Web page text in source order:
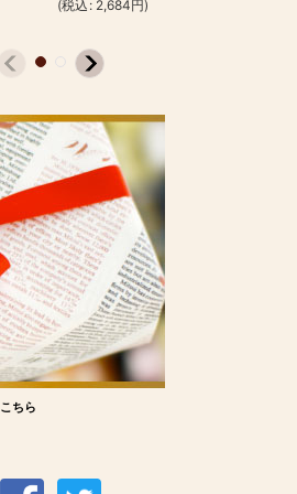
(税込 : 2,684円)
こちら